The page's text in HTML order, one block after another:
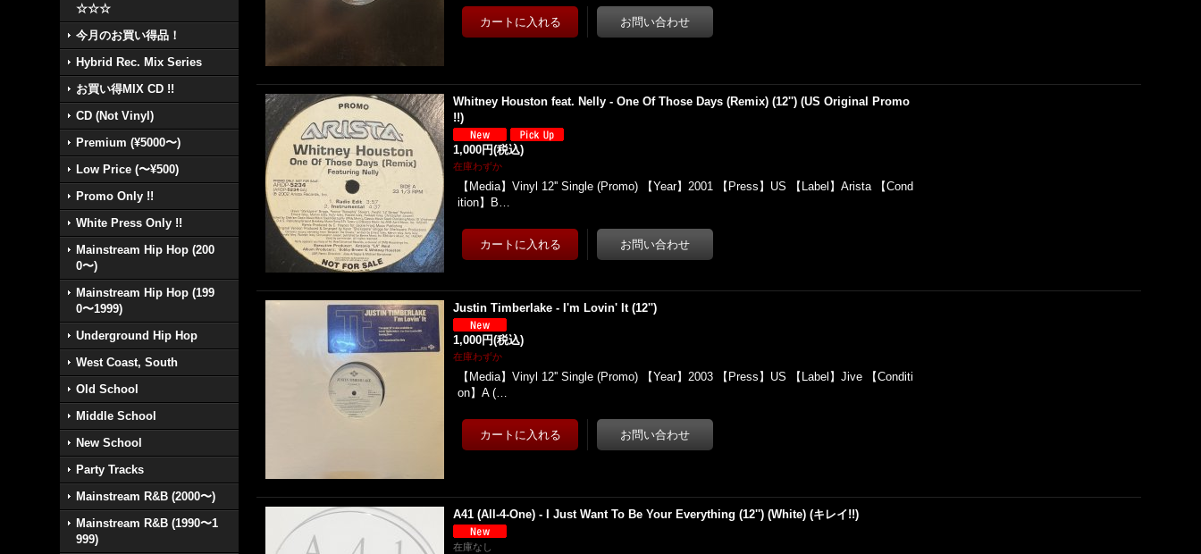
☆☆☆
今月のお買い得品！
Hybrid Rec. Mix Series
お買い得MIX CD !!
CD (Not Vinyl)
Premium (¥5000〜)
Low Price (〜¥500)
Promo Only !!
White Press Only !!
Mainstream Hip Hop (200
0〜)
Mainstream Hip Hop (199
0〜1999)
Underground Hip Hop
West Coast, South
Old School
Middle School
New School
Party Tracks
Mainstream R&B (2000〜)
Mainstream R&B (1990〜1
999)
Whitney Houston feat. Nelly - One Of Those Days (Remix) (12'') (US Original Promo
!!)
1,000円(税込)
在庫わずか
【Media】Vinyl 12'' Single (Promo) 【Year】2001 【Press】US 【Label】Arista 【Cond
ition】B…
Justin Timberlake - I'm Lovin' It (12'')
1,000円(税込)
在庫わずか
【Media】Vinyl 12'' Single (Promo) 【Year】2003 【Press】US 【Label】Jive 【Conditi
on】A (…
A41 (All-4-One) - I Just Want To Be Your Everything (12'') (White) (キレイ!!)
在庫なし